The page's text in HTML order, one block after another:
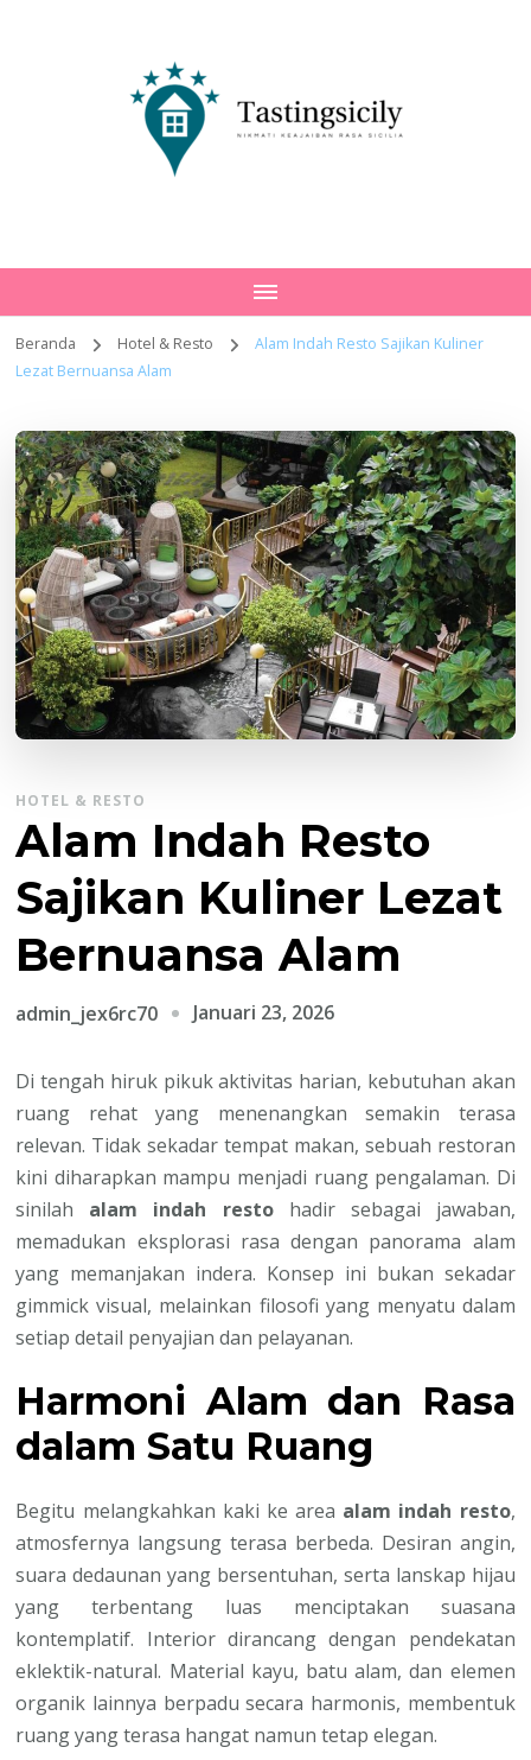
Beranda Hotel & Resto
Alam Indah Resto Sajikan Kuliner
Lezat Bernuansa Alam
HOTEL & RESTO
Alam Indah Resto
Sajikan Kuliner Lezat
Bernuansa Alam
admin_jex6rc70 Januari 23, 2026
Di tengah hiruk pikuk aktivitas harian, kebutuhan akan
ruang rehat yang menenangkan semakin terasa
relevan. Tidak sekadar tempat makan, sebuah restoran
kini diharapkan mampu menjadi ruang pengalaman. Di
sinilah alam indah restohadir sebagai jawaban,
memadukan eksplorasi rasa dengan panorama alam
yang memanjakan indera. Konsep ini bukan sekadar
gimmick visual, melainkan filosofi yang menyatu dalam
setiap detail penyajian dan pelayanan.
Harmoni Alam dan Rasa
dalam Satu Ruang
Begitu melangkahkan kaki ke area alam indah resto,
atmosfernya langsung terasa berbeda. Desiran angin,
suara dedaunan yang bersentuhan, serta lanskap hijau
yang terbentang luas menciptakan suasana
kontemplatif. Interior dirancang dengan pendekatan
eklektik-natural. Material kayu, batu alam, dan elemen
organik lainnya berpadu secara harmonis, membentuk
ruang yang terasa hangat namun tetap elegan.